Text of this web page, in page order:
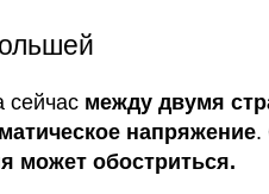
сейчас между двумя
напряжение.
может обостриться.